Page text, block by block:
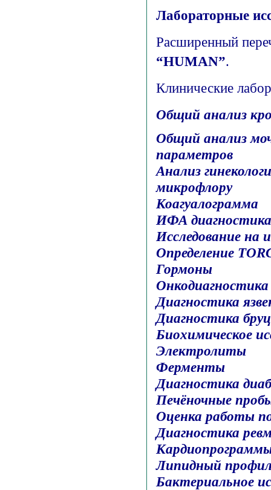
Лабораторные
Расширенный
“HUMAN”.
Клинические
Общий анализ
Общий анализ
параметров
Анализ
микрофлору
Коагуалограмма
ИФА
Исследование на
Определение
Гормоны
Онкодиагностика
Диагностика
Диагностика
Биохимическое
Электролиты
Ферменты
Диагностика
Печёночные
Оценка работы
Диагностика
Липидный
Бактериальное